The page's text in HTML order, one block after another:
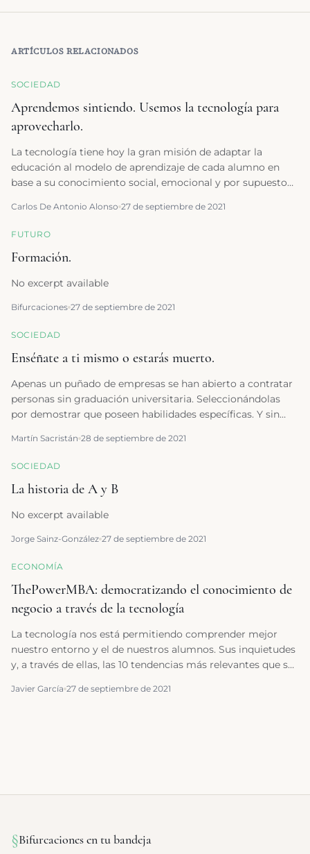
ARTÍCULOS RELACIONADOS
SOCIEDAD
Aprendemos sintiendo. Usemos la tecnología para
aprovecharlo.
La tecnología tiene hoy la gran misión de adaptar la
educación al modelo de aprendizaje de cada alumno en
base a su conocimiento social, emocional y por supuesto
Carlos De Antonio Alonso 27 de septiembre de 2021
FUTURO
Formación.
No excerpt available
Bifurcaciones 27 de septiembre de 2021
SOCIEDAD
Enséñate a ti mismo o estarás muerto.
Apenas un puñado de empresas se han abierto a contratar
personas sin graduación universitaria. Seleccionándolas
por demostrar que poseen habilidades específicas. Y sin
Martín Sacristán 28 de septiembre de 2021
SOCIEDAD
La historia de A y B
No excerpt available
Jorge Sainz-González 27 de septiembre de 2021
ECONOMÍA
ThePowerMBA: democratizando el conocimiento de
negocio a través de la tecnología
La tecnología nos está permitiendo comprender mejor
nuestro entorno y el de nuestros alumnos. Sus inquietudes
y, a través de ellas, las 10 tendencias más relevantes que se
Javier García 27 de septiembre de 2021
§Bifurcaciones en tu bandeja